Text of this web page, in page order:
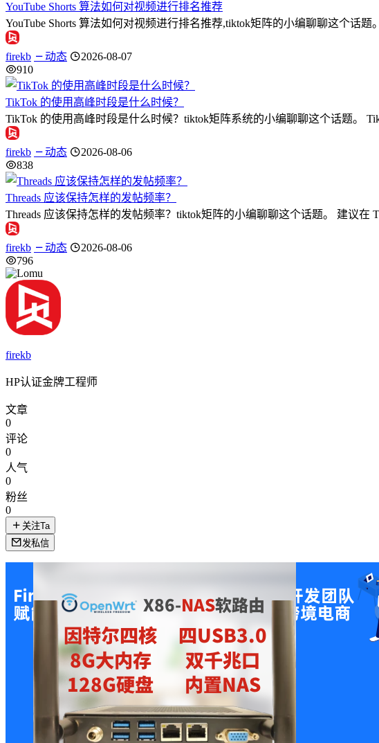
YouTube Shorts 算法如何对视频进行排名推荐
YouTube Shorts 算法如何对视频进行排名推荐,tiktok矩阵的小编聊聊这个话题
firekb 动态
2026-08-07
910
TikTok 的使用高峰时段是什么时候？
TikTok 的使用高峰时段是什么时候？tiktok矩阵系统的小编聊聊这个话题。
firekb 动态
2026-08-06
838
Threads 应该保持怎样的发帖频率？
Threads 应该保持怎样的发帖频率？tiktok矩阵的小编聊聊这个话题。 建议在
firekb 动态
2026-08-06
796
firekb
HP认证金牌工程师
文章
0
评论
0
人气
0
粉丝
0
关注Ta
发私信